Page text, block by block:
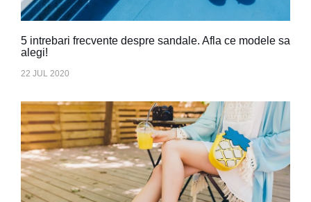
5 intrebari frecvente despre sandale. Afla ce modele sa
alegi!
22 JUL 2020